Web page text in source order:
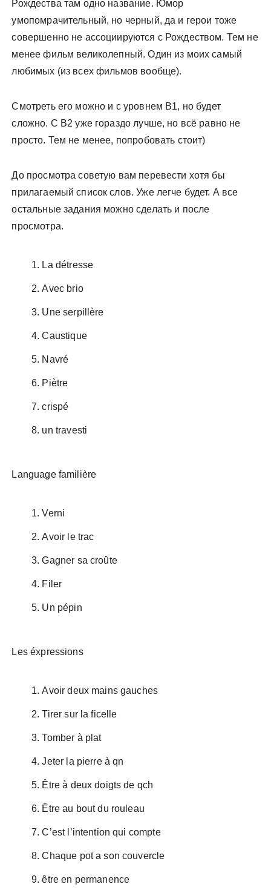
Рождества там одно название. Юмор
умопомрачительный, но черный, да и герои тоже
совершенно не ассоциируются с Рождеством. Тем не
менее фильм великолепный. Один из моих самый
любимых (из всех фильмов вообще).
Смотреть его можно и с уровнем В1, но будет
сложно. С В2 уже гораздо лучше, но всё равно не
просто. Тем не менее, попробовать стоит)
До просмотра советую вам перевести хотя бы
прилагаемый список слов. Уже легче будет. А все
остальные задания можно сделать и после
просмотра.
La détresse
Avec brio
Une serpillère
Caustique
Navré
Piètre
crispé
un travesti
Language familière
Verni
Avoir le trac
Gagner sa croûte
Filer
Un pépin
Les éxpressions
Avoir deux mains gauches
Tirer sur la ficelle
Tomber à plat
Jeter la pierre à qn
Être à deux doigts de qch
Être au bout du rouleau
C’est l’intention qui compte
Chaque pot a son couvercle
être en permanence